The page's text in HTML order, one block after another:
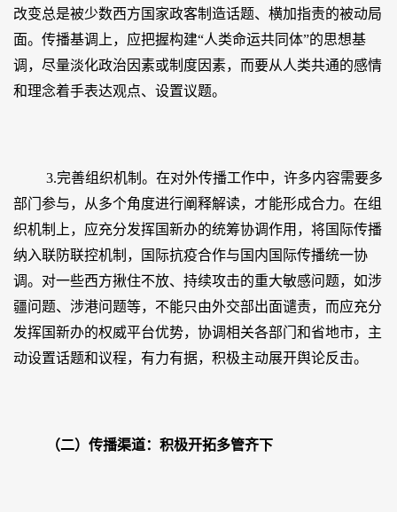
改变总是被少数西方国家政客制造话题、横加指责的被动局
面。传播基调上，应把握构建“人类命运共同体”的思想基
调，尽量淡化政治因素或制度因素，而要从人类共通的感情
和理念着手表达观点、设置议题。
3.完善组织机制。在对外传播工作中，许多内容需要多
部门参与，从多个角度进行阐释解读，才能形成合力。在组
织机制上，应充分发挥国新办的统筹协调作用，将国际传播
纳入联防联控机制，国际抗疫合作与国内国际传播统一协
调。对一些西方揪住不放、持续攻击的重大敏感问题，如涉
疆问题、涉港问题等，不能只由外交部出面谴责，而应充分
发挥国新办的权威平台优势，协调相关各部门和省地市，主
动设置话题和议程，有力有据，积极主动展开舆论反击。
（二）传播渠道：积极开拓多管齐下